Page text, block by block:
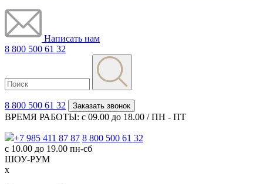
Написать нам
8 800 500 61 32
8 800 500 61 32 Заказать звонок
ВРЕМЯ РАБОТЫ: с 09.00 до 18.00 / ПН - ПТ
+7 985 411 87 87 8 800 500 61 32
с 10.00 до 19.00 пн-сб
ШОУ-РУМ
x